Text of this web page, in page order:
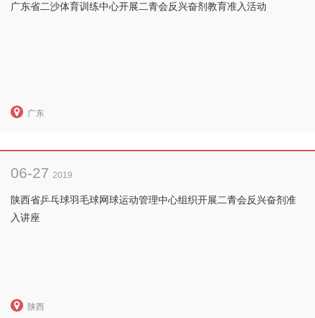
广东省二沙体育训练中心开展二青会反兴奋剂教育准入活动
广东
06-27 2019
陕西省乒乓球羽毛球网球运动管理中心组织开展二青会反兴奋剂准
入讲座
陕西